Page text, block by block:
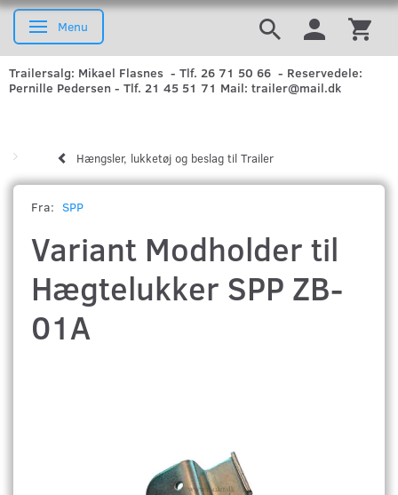
Skifte navigation
Menu
Trailersalg: Mikael Flasnes - Tlf. 26 71 50 66 - Reservedele:
Pernille Pedersen - Tlf. 21 45 51 71 Mail: trailer@mail.dk
Hængsler, lukketøj og beslag til Trailer
Fra: SPP
Variant Modholder til
Hægtelukker SPP ZB-
01A